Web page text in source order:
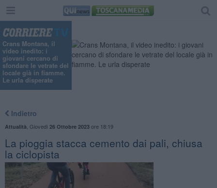
Crans Montana, il
video inedito: i
giovani cercano di
sfondare le vetrate del
locale già in fiamme.
Le urla disperate
Indietro
Attualità Giovedì 26 Ottobre 2023ore 18:19
La pioggia stacca cemento dai pali, chiusa
la ciclopista